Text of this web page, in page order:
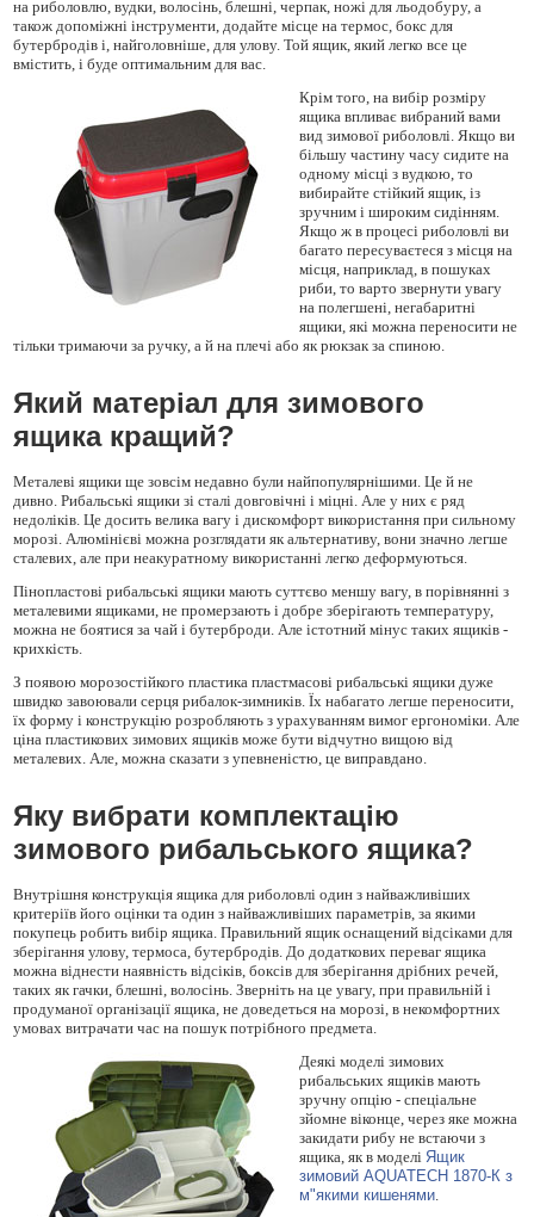
на риболовлю, вудки, волосінь, блешні, черпак, ножі для льодобуру, а
також допоміжні інструменти, додайте місце на термос, бокс для
бутербродів і, найголовніше, для улову. Той ящик, який легко все це
вмістить, і буде оптимальним для вас.
Крім того, на вибір розміру
ящика впливає вибраний вами
вид зимової риболовлі. Якщо ви
більшу частину часу сидите на
одному місці з вудкою, то
вибирайте стійкий ящик, із
зручним і широким сидінням.
Якщо ж в процесі риболовлі ви
багато пересуваєтеся з місця на
місця, наприклад, в пошуках
риби, то варто звернути увагу
на полегшені, негабаритні
ящики, які можна переносити не
тільки тримаючи за ручку, а й на плечі або як рюкзак за спиною.
Який матеріал для зимового
ящика кращий?
Металеві ящики ще зовсім недавно були найпопулярнішими. Це й не
дивно. Рибальські ящики зі сталі довговічні і міцні. Але у них є ряд
недоліків. Це досить велика вагу і дискомфорт використання при сильному
морозі. Алюмінієві можна розглядати як альтернативу, вони значно легше
сталевих, але при неакуратному використанні легко деформуються.
Пінопластові рибальські ящики мають суттєво меншу вагу, в порівнянні з
металевими ящиками, не промерзають і добре зберігають температуру,
можна не боятися за чай і бутерброди. Але істотний мінус таких ящиків -
крихкість.
З появою морозостійкого пластика пластмасові рибальські ящики дуже
швидко завоювали серця рибалок-зимників. Їх набагато легше переносити,
їх форму і конструкцію розробляють з урахуванням вимог ергономіки. Але
ціна пластикових зимових ящиків може бути відчутно вищою від
металевих. Але, можна сказати з упевненістю, це виправдано.
Яку вибрати комплектацію
зимового рибальського ящика?
Внутрішня конструкція ящика для риболовлі один з найважливіших
критеріїв його оцінки та один з найважливіших параметрів, за якими
покупець робить вибір ящика. Правильний ящик оснащений відсіками для
зберігання улову, термоса, бутербродів. До додаткових переваг ящика
можна віднести наявність відсіків, боксів для зберігання дрібних речей,
таких як гачки, блешні, волосінь. Зверніть на це увагу, при правильній і
продуманої організації ящика, не доведеться на морозі, в некомфортних
умовах витрачати час на пошук потрібного предмета.
Деякі моделі зимових
рибальських ящиків мають
зручну опцію - спеціальне
зйомне віконце, через яке можна
закидати рибу не встаючи з
ящика, як в моделі Ящик
зимовий AQUATECH 1870-К з
м"якими кишенями